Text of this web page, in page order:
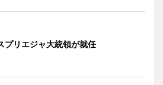
プリエジャ大統領が就任